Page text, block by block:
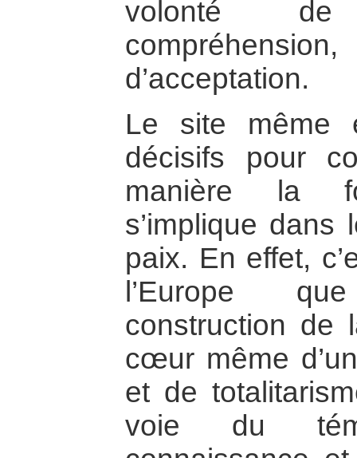
volonté
d’acceptation.
Le site même
décisifs pour
manière la
s’implique dans
paix. En effet,
l’Europe
construction de
cœur même
et de
voie du